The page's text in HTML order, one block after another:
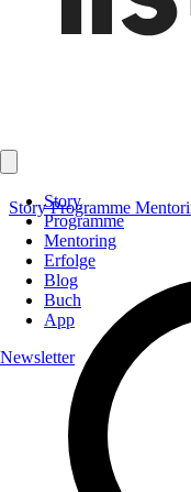
StoryProgramme
Story
Programme
Mentoring
Erfolge
Blog
Buch
App
Newsletter